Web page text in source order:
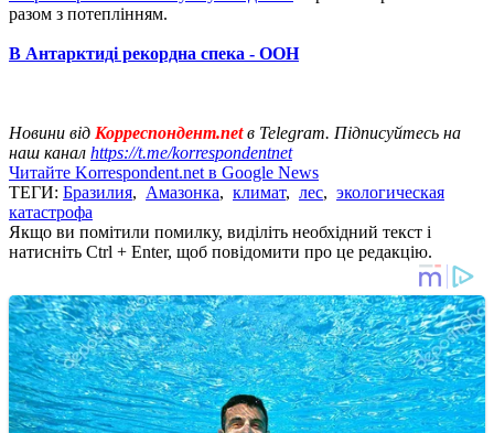
разом з потеплінням.
В Антарктиді рекордна спека - ООН
Новини від Корреспондент.netв Telegram. Підписуйтесь на
наш канал https://t.me/korrespondentnet
Читайте Korrespondent.net в Google News
ТЕГИ: Бразилия, Амазонка, климат, лес, экологическая
катастрофа
Якщо ви помітили помилку, виділіть необхідний текст і
натисніть Ctrl + Enter, щоб повідомити про це редакцію.